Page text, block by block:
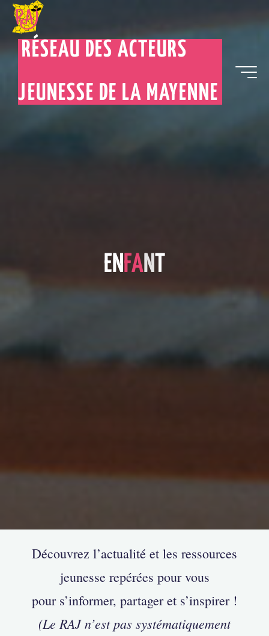
RÉSEAU DES ACTEURS
JEUNESSE DE LA MAYENNE
ENFANT
Découvrez l’actualité et les ressources
jeunesse repérées pour vous
pour s’informer, partager et s’inspirer !
(Le RAJ n’est pas systématiquement